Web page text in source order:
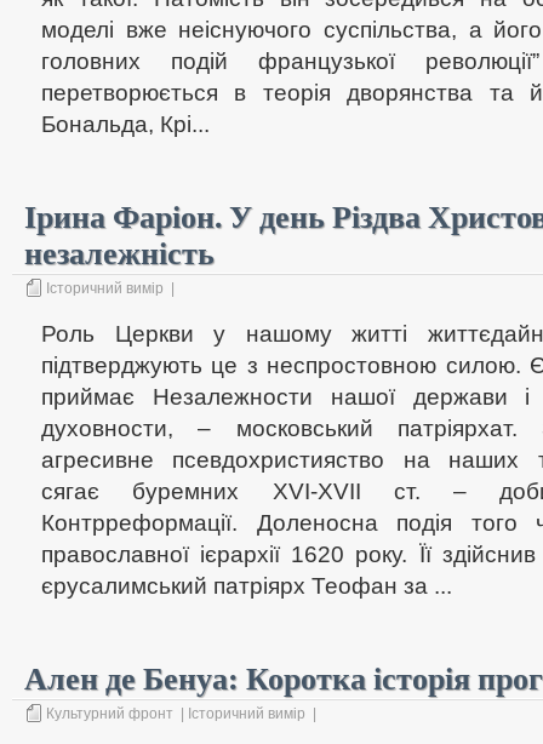
моделі вже неіснуючого суспільства, а
головних подій французької
перетворюється в теорія дворянства та
Бональда, Крі...
Ірина Фаріон. У день Різдва
незалежність
Історичний вимір
Роль Церкви у нашому житті
підтверджують це з неспростовною
приймає Незалежности нашої держави і
духовности, – московський
агресивне псевдохристияство на наших
сягає буремних ХVI-ХVII ст. –
Контрреформації. Доленосна подія того
православної ієрархії 1620 року. Її
єрусалимський патріярх Теофан за ...
Ален де Бенуа: Коротка історія
Культурний фронт Історичний вимір